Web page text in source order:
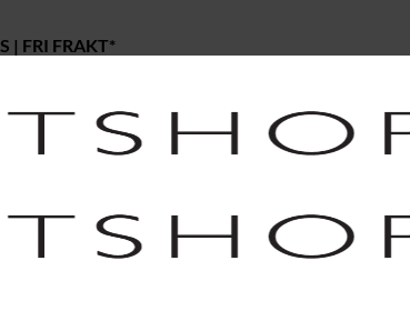
| FRI FRAKT*